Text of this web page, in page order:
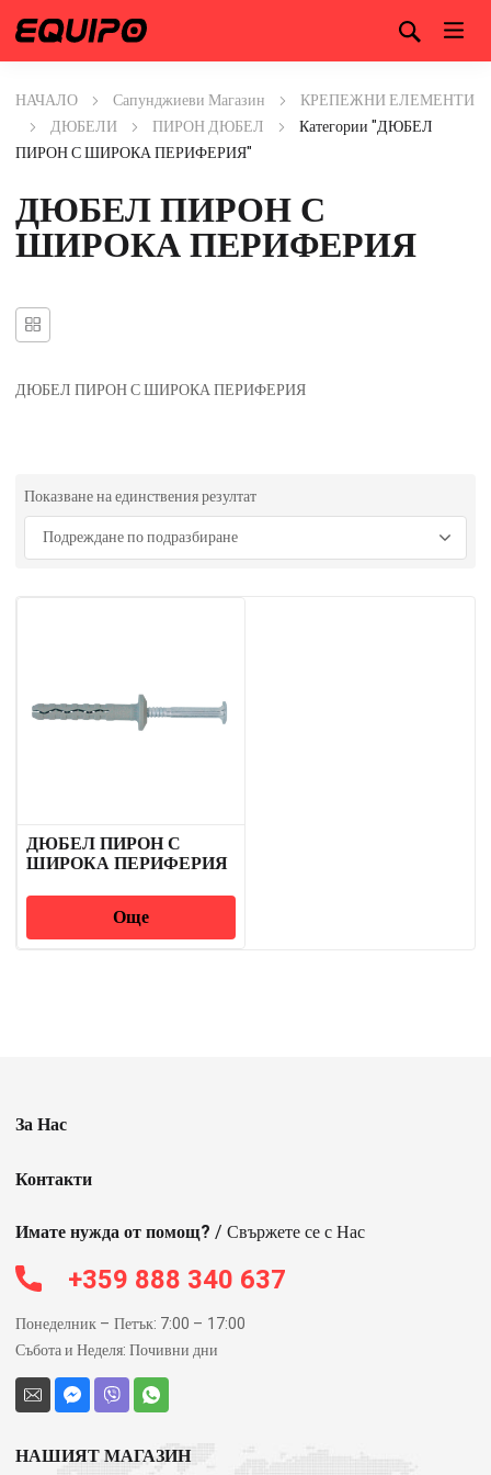
НАЧАЛО Сапунджиеви Магазин
КРЕПЕЖНИ ЕЛЕМЕНТИ
ДЮБЕЛИ
ПИРОН ДЮБЕЛ
Категории "ДЮБЕЛ
ПИРОН С ШИРОКА ПЕРИФЕРИЯ"
ДЮБЕЛ ПИРОН С
ШИРОКА ПЕРИФЕРИЯ
ДЮБЕЛ ПИРОН С ШИРОКА ПЕРИФЕРИЯ
Показване на единствения резултат
ДЮБЕЛ ПИРОН С
ШИРОКА ПЕРИФЕРИЯ
Още
За Нас
Контакти
Имате нужда от помощ? / Свържете се с Нас
+359 888 340 637
Понеделник – Петък: 7:00 – 17:00
Събота и Неделя: Почивни дни
НАШИЯТ МАГАЗИН